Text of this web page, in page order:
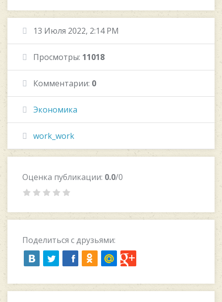
13 Июля 2022, 2:14 PM
Просмотры: 11018
Комментарии: 0
Экономика
work_work
Оценка публикации: 0.0/0
Поделиться с друзьями: